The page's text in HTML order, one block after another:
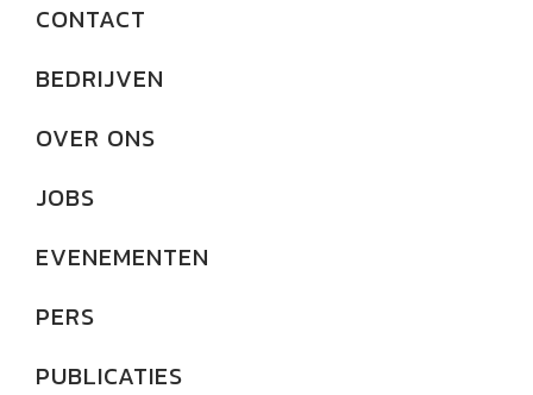
CONTACT
BEDRIJVEN
OVER ONS
JOBS
EVENEMENTEN
PERS
PUBLICATIES